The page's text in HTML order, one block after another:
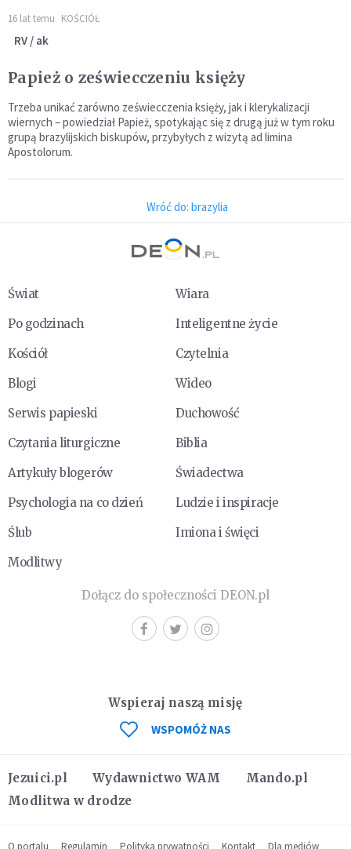
16 lat temu KOŚCIÓŁ
RV / ak
Papież o zeświecczeniu księży
Trzeba unikać zarówno zeświecczenia księży, jak i klerykalizacji
wiernych – powiedział Papież, spotykając się z drugą już w tym roku
grupą brazylijskich biskupów, przybyłych z wizytą ad limina
Apostolorum.
Wróć do: brazylia
Świat
Wiara
Po godzinach
Inteligentne życie
Kościół
Czytelnia
Blogi
Wideo
Serwis papieski
Duchowość
Czytania liturgiczne
Biblia
Artykuły blogerów
Świadectwa
Psychologia na co dzień
Ludzie i inspiracje
Ślub
Imiona i święci
Modlitwy
Dołącz do społeczności DEON.pl
Jezuici.pl Wydawnictwo WAM
Mando.pl
Modlitwa w drodze
Wspieraj naszą misję
WSPOMÓŻ NAS